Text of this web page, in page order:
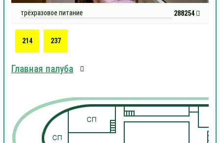
трёхразовое питание 288254
214 237
Главная палуба